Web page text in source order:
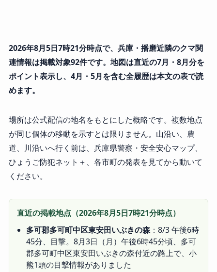
2026年8月5日7時21分時点で、兵庫・播磨近隣のクマ関
連情報は掲載対象92件です。地図は直近の7月・8月分を
ポイント表示し、4月・5月を含む全履歴は本文の表で読
めます。
場所は公式配信の地名をもとにした概略です。複数地点
が同じ個体の移動を示すとは限りません。山沿い、農
道、川沿いへ行く前は、兵庫県警察・安全安心マップ、
ひょうご防犯ネット＋、各市町の発表を見てから動いて
ください。
直近の掲載地点（2026年8月5日7時21分時点）
多可郡多可町中区東安田いぶきの森：8/3 午後6時
45分、目撃。8月3日（月）午後6時45分頃、多可
郡多可町中区東安田いぶきの森付近の路上で、小
熊1頭の目撃情報がありました